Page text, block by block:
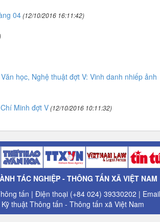
04(12/10/2016 16:11:42)
học, Nghệ thuật đợt V: Vinh danh nhiếp ảnh
Minh đợt V(12/10/2016 10:11:32)
TÁC NGHIỆP - THÔNG TẤN XÃ VIỆT NAM
tấn | Điện thoại (+84 024) 39330202 |
thuật Thông tấn - Thông tấn xã Việt Nam